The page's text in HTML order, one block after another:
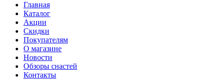
Главная
Каталог
Акции
Скидки
Покупателям
О магазине
Новости
Обзоры снастей
Контакты